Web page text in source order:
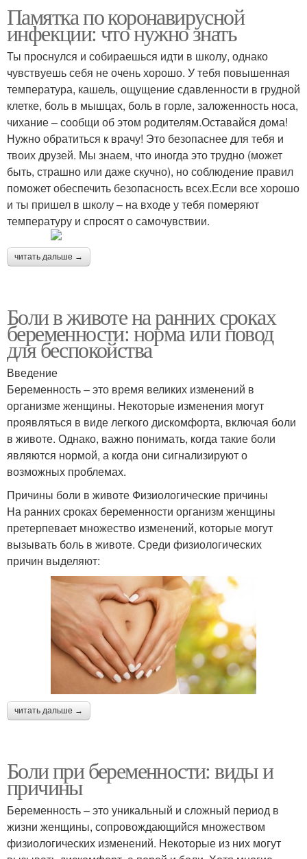
Памятка по коронавирусной
инфекции: что нужно знать
Ты проснулся и собираешься идти в школу, однако
чувствуешь себя не очень хорошо. У тебя повышенная
температура, кашель, ощущение сдавленности в грудной
клетке, боль в мышцах, боль в горле, заложенность носа,
чихание – сообщи об этом родителям.Оставайся дома!
Нужно обратиться к врачу! Это безопаснее для тебя и
твоих друзей. Мы знаем, что иногда это трудно (может
быть, страшно или даже скучно), но соблюдение правил
поможет обеспечить безопасность всех.Если все хорошо
и ты пришел в школу – на входе у тебя померяют
температуру и спросят о самочувствии.
читать дальше →
Боли в животе на ранних сроках
беременности: норма или повод
для беспокойства
Введение
Беременность – это время великих изменений в
организме женщины. Некоторые изменения могут
проявляться в виде легкого дискомфорта, включая боли
в животе. Однако, важно понимать, когда такие боли
являются нормой, а когда они сигнализируют о
возможных проблемах.
Причины боли в животе Физиологические причины
На ранних сроках беременности организм женщины
претерпевает множество изменений, которые могут
вызывать боль в животе. Среди физиологических
причин выделяют:
читать дальше →
Боли при беременности: виды и
причины
Беременность – это уникальный и сложный период в
жизни женщины, сопровождающийся множеством
физиологических изменений. Некоторые из них могут